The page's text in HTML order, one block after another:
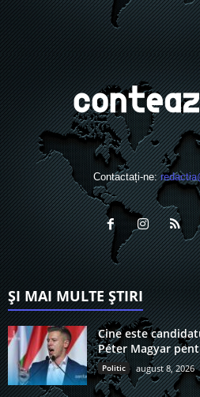
Contactați-ne:
ȘI MAI MULTE ȘTIRI
Cine este
Péter Magyar
Politic august 8, 2026